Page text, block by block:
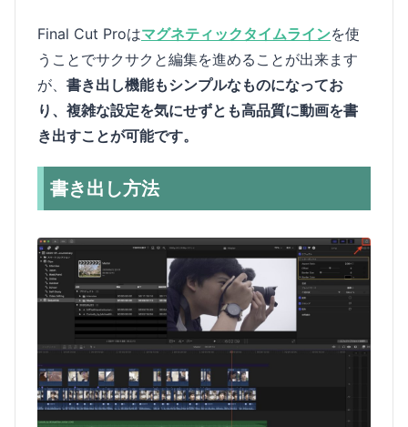
Final Cut Proはマグネティックタイムラインを使
うことでサクサクと編集を進めることが出来ます
が、 書き出し機能もシンプルなものになってお
り、複雑な設定を気にせずとも高品質に動画を書
き出すことが可能です。
書き出し方法